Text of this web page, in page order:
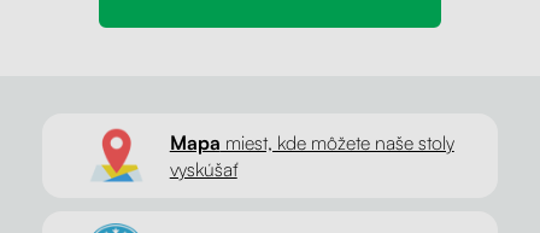
Mapa miest, kde môžete naše stoly
vyskúšať